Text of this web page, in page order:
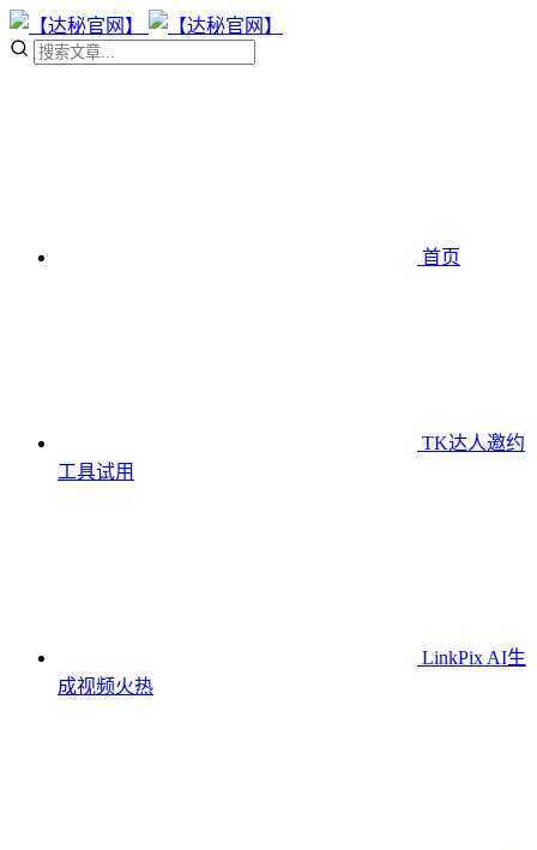
首页
TK达人邀约
工具试用
LinkPix AI生
成视频火热